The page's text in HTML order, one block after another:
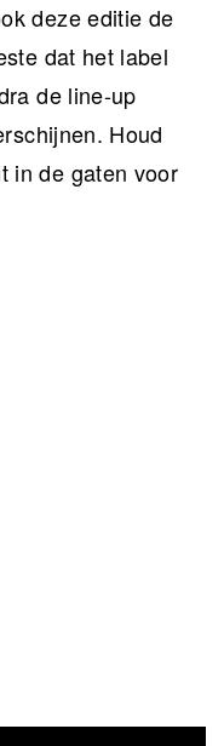
deze editie de
dat het label
de line-up
Houd
in de gaten voor